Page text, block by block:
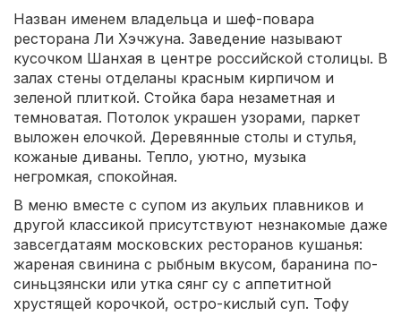
Назван именем владельца и шеф-повара
ресторана Ли Хэчжуна. Заведение называют
кусочком Шанхая в центре российской столицы. В
залах стены отделаны красным кирпичом и
зеленой плиткой. Стойка бара незаметная и
темноватая. Потолок украшен узорами, паркет
выложен елочкой. Деревянные столы и стулья,
кожаные диваны. Тепло, уютно, музыка
негромкая, спокойная.
В меню вместе с супом из акульих плавников и
другой классикой присутствуют незнакомые даже
завсегдатаям московских ресторанов кушанья:
жареная свинина с рыбным вкусом, баранина по-
синьцзянски или утка сянг су с аппетитной
хрустящей корочкой, остро-кислый суп. Тофу